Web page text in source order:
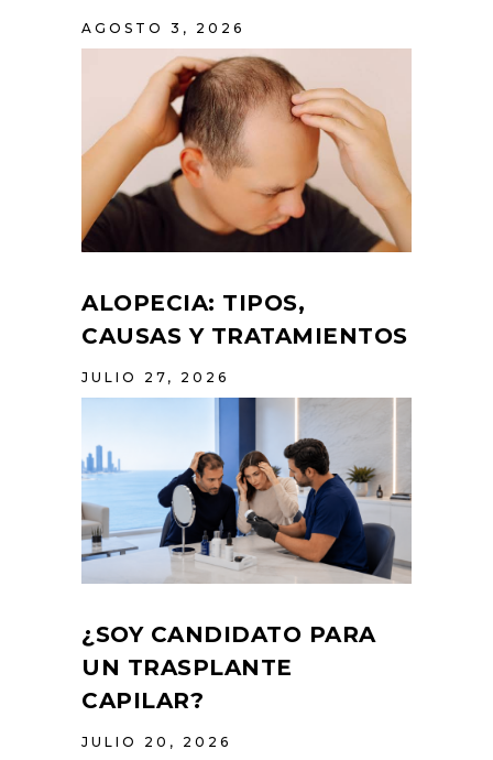
AGOSTO 3, 2026
ALOPECIA: TIPOS,
CAUSAS Y TRATAMIENTOS
JULIO 27, 2026
¿SOY CANDIDATO PARA
UN TRASPLANTE
CAPILAR?
JULIO 20, 2026